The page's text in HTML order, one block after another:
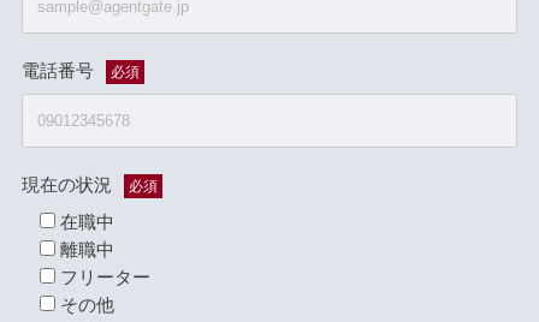
電話番号 必須
現在の状況 必須
在職中
離職中
フリーター
その他